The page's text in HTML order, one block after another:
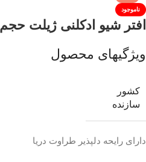
ناموجود
افتر شیو ادکلنی ژیلت حجم100میل مدلGillette
ویژگیهای محصول
کشور
سازنده
دارای رایحه دلپذیر طراوت دریا